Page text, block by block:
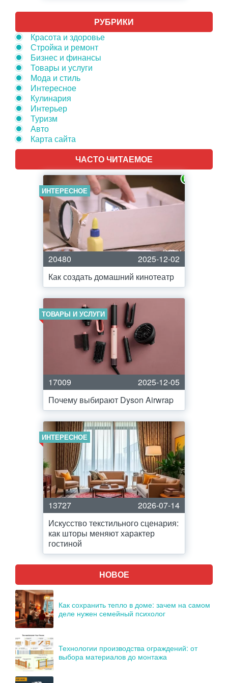
РУБРИКИ
Красота и здоровье
Стройка и ремонт
Бизнес и финансы
Товары и услуги
Мода и стиль
Интересное
Кулинария
Интерьер
Туризм
Авто
Карта сайта
ЧАСТО ЧИТАЕМОЕ
ИНТЕРЕСНОЕ
20480
2025-12-02
Как создать домашний кинотеатр
ТОВАРЫ И УСЛУГИ
17009
2025-12-05
Почему выбирают Dyson Airwrap
ИНТЕРЕСНОЕ
13727
2026-07-14
Искусство текстильного сценария:
как шторы меняют характер
гостиной
НОВОЕ
Как сохранить тепло в доме: зачем на самом
деле нужен семейный психолог
Технологии производства ограждений: от
выбора материалов до монтажа